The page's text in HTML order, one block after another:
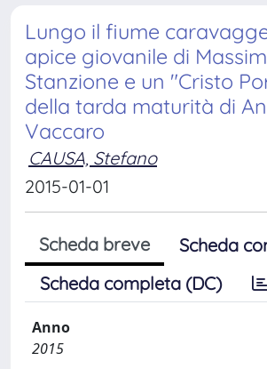
Lungo il fiume
apice giovanile di
Stanzione e un "Cristo
della tarda maturità di
Vaccaro
CAUSA, Stefano
2015-01-01
Scheda breve
Scheda
Scheda completa (DC)
Anno
2015